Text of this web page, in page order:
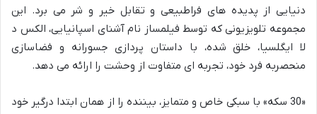
دنیایی از پدیده های فراطبیعی و تقابل خیر و شر می برد. این
مجموعه تلویزیونی که توسط فیلمساز نام آشنای اسپانیایی، الکس د
لا ایگلسیا، خلق شده، با داستان پردازی جسورانه و فضاسازی
منحصربه فرد خود، تجربه ای متفاوت از وحشت را ارائه می دهد.
«30 سکه» با سبکی خاص و متمایز، بیننده را از همان ابتدا درگیر خود